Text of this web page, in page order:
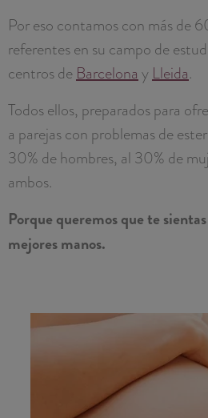
Por eso contamos con más de
referentes en su campo de
centros de Barcelona y Lleida.
Todos ellos, preparados para
a parejas con problemas de
30% de hombres, al 30% de
ambos.
Porque queremos que te
mejores manos.